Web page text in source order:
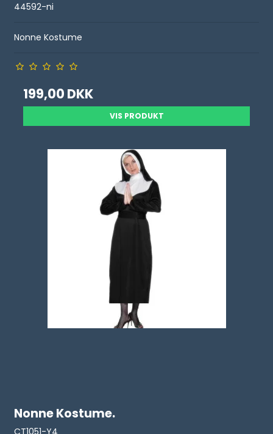
44592-ni
Nonne Kostume
199,00 DKK
VIS PRODUKT
Nonne Kostume.
CT1051-Y4